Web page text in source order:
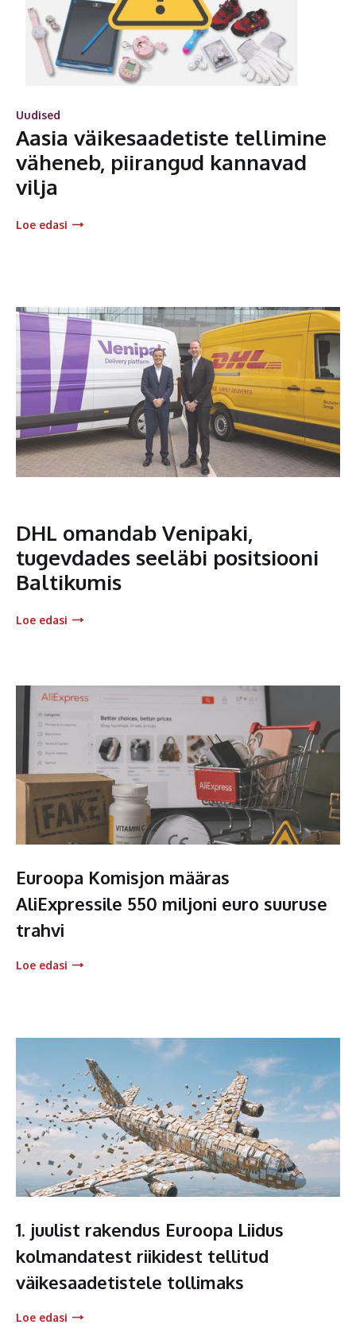
Uudised
Aasia väikesaadetiste tellimine
väheneb, piirangud kannavad
vilja
Loe edasi
DHL omandab Venipaki,
tugevdades seeläbi positsiooni
Baltikumis
Loe edasi
Euroopa Komisjon määras
AliExpressile 550 miljoni euro suuruse
trahvi
Loe edasi
1. juulist rakendus Euroopa Liidus
kolmandatest riikidest tellitud
väikesaadetistele tollimaks
Loe edasi